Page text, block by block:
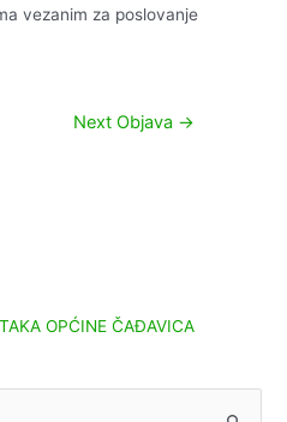
vezanim za poslovanje
Next Objava →
OPĆINE ČAĐAVICA